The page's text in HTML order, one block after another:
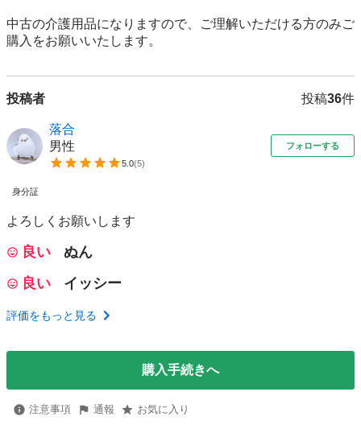
中古の介護用品になりますので、ご理解いただける方のみご
投稿者 投稿36件
落合
男性
5.0(5)
フォローする
身分証
よろしくお願いします
良い
ぬん
良い
イッシー
評価をもっと見る
購入手続きへ
注意事項 通報 お気に入り